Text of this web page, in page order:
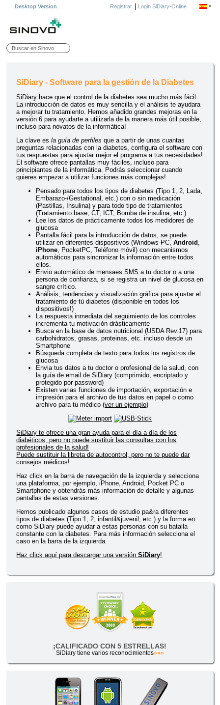
Desktop Version Registrar| Login SiDiary-Online
SiDiary - Software para la gestión de la Diabetes
SiDiary hace que el control de la diabetes sea mucho más fácil.
La introducción de datos es muy sencilla y el análisis te ayudara
a mejorar tu tratamiento. Hemos añadido grandes mejoras en la
versión 6 para ayudarte a utilizarla de la manera más útil posible,
incluso para novatos de la informática!
La clave esla guía de perfiles que a partir de unas cuantas
preguntas relacionadas con la diabetes, configura el software con
tus respuestas para ajustar mejor el programa a tus necesidades!
El software ofrece pantallas muy fáciles, incluso para
principiantes de la informática. Podrás seleccionar cuando
quieres empezar a utilizar funciones más complejas!
Pensado para todos los tipos de diabetes (Tipo 1, 2, Lada,
Embarazo-/Gestational, etc.) con o sin medicación
(Pastillas, Insulina) y para todo tipo de tratamientos
(Tratamiento base, CT, ICT, Bomba de insulina, etc.)
Lee los datos de prácticamente todos los medidores de
glucosa
Pantalla fácil para la introducción de datos, se puede
utilizar en diferentes dispositivos (Windows-PC,Android
iPhone , PocketPC, Teléfono móvil) con mecanismos
automáticos para sincronizar la información entre todos
ellos.
Envio automático de mensaes SMS a tu doctor o a una
persona de confianza, si se registra un nivel de glucosa en
sangre crítico.
Análisis, tendencias y visualización gráfica para ajustar el
tratamiento de tú diabetes (disponible en todos los
dispositivos!)
La respuesta inmediata del seguimiento de los controles
incrementa tu motivación drásticamente
Busca en la base de datos nutricional (USDA Rev.17) para
carbohidratos, grasas, proteinas, etc. incluso desde un
Smartphone
Búsqueda completa de texto para todos los registros de
glucosa
Envia tus datos a tu doctor o profesional de la salud, con
la guía de email de SiDiary (comprimido, encriptado y
protegido por password)
Existen varias funciones de importación, exportación e
impresión para el archivo de tus datos en papel o como
archivo para tu médico (ver un ejemplo)
SiDiary te ofrece una gran ayuda para el día a día de los
diabéticos, pero no puede sustituir las consultas con los
profesionales de la salud!
Puede sustituir la libreta de autocontrol, pero no te puede dar
consejos médicos!
Haz click en la barra de navegación de la izquierda y selecciona
una plataforma, por ejemplo, iPhone, Android, Pocket PC o
Smartphone y obtendrás más información de detalle y algunas
pantallas de estas versiones.
Hemos publicado algunos casos de estudio pa&ra diferentes
tipos de diabetes (Tipo 1, 2, infantil&juvenil, etc.) y la forma en
como SiDiary puede ayudar a estas personas con su batalla
constante con la diabetes. Para más información selecciona el
caso en la barra de la izquierda.
Haz click aquí para descargar una versiónSiDiary!
¡CALIFICADO CON 5 ESTRELLAS!
SiDiary tiene varios reconocimientos»»»